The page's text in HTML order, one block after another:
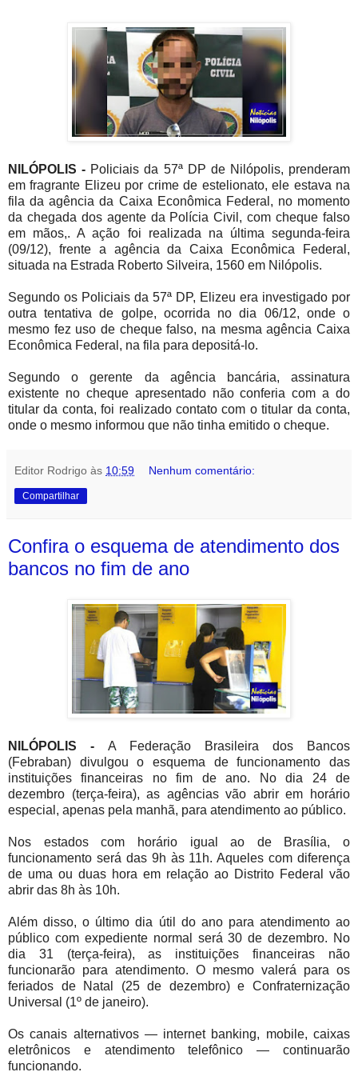
NILÓPOLIS - Policiais da 57ª DP de Nilópolis, prenderam
em fragrante Elizeu por crime de estelionato, ele estava na
fila da agência da Caixa Econômica Federal, no momento
da chegada dos agente da Polícia Civil, com cheque falso
em mãos,. A ação foi realizada na última segunda-feira
(09/12), frente a agência da Caixa Econômica Federal,
situada na Estrada Roberto Silveira, 1560 em Nilópolis.
Segundo os Policiais da 57ª DP, Elizeu era investigado por
outra tentativa de golpe, ocorrida no dia 06/12, onde o
mesmo fez uso de cheque falso, na mesma agência Caixa
Econômica Federal, na fila para depositá-lo.
Segundo o gerente da agência bancária, assinatura
existente no cheque apresentado não conferia com a do
titular da conta, foi realizado contato com o titular da conta,
onde o mesmo informou que não tinha emitido o cheque.
Editor Rodrigo às 10:59 Nenhum comentário:
Compartilhar
Confira o esquema de atendimento dos
bancos no fim de ano
NILÓPOLIS - A Federação Brasileira dos Bancos
(Febraban) divulgou o esquema de funcionamento das
instituições financeiras no fim de ano. No dia 24 de
dezembro (terça-feira), as agências vão abrir em horário
especial, apenas pela manhã, para atendimento ao público.
Nos estados com horário igual ao de Brasília, o
funcionamento será das 9h às 11h. Aqueles com diferença
de uma ou duas hora em relação ao Distrito Federal vão
abrir das 8h às 10h.
Além disso, o último dia útil do ano para atendimento ao
público com expediente normal será 30 de dezembro. No
dia 31 (terça-feira), as instituições financeiras não
funcionarão para atendimento. O mesmo valerá para os
feriados de Natal (25 de dezembro) e Confraternização
Universal (1º de janeiro).
Os canais alternativos — internet banking, mobile, caixas
eletrônicos e atendimento telefônico — continuarão
funcionando.